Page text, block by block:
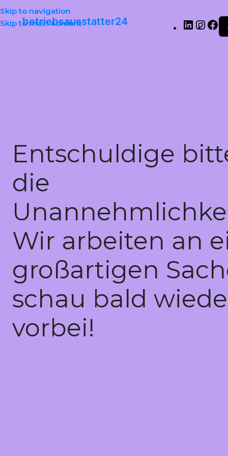
Skip to navigation
Skip to main content
betriebsausstatter24
Entschuldige
die
Wir arbeiten an
großartigen
schau bald
vorbei!